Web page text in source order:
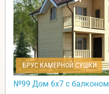
БРУС КАМЕРНОЙ СУШКИ
№99 Дом 6х7 с балконом